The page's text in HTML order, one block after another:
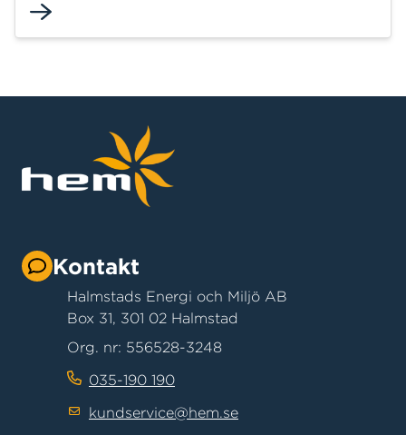
direkt. Behöver du mer hjälp finns vi här för dig.
Kontakt
Halmstads Energi och Miljö AB
Box 31, 301 02 Halmstad
Org. nr: 556528-3248
035-190 190
kundservice@hem.se